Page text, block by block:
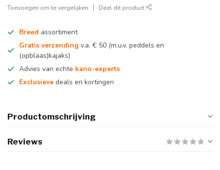
Toevoegen om te vergelijken Deel dit product
Breed assortiment
Gratis verzending v.a. € 50 (m.u.v. peddels en
(opblaas)kajaks)
Advies van echte kano-experts
Exclusieve deals en kortingen
Productomschrijving
Reviews